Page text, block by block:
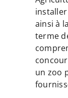
ainsi à
terme
un zoo